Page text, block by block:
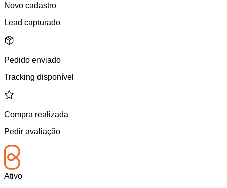
Novo cadastro
Lead capturado
Pedido enviado
Tracking disponível
Compra realizada
Pedir avaliação
Ativo